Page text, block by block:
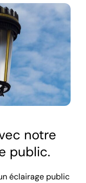
notre
public.
éclairage public